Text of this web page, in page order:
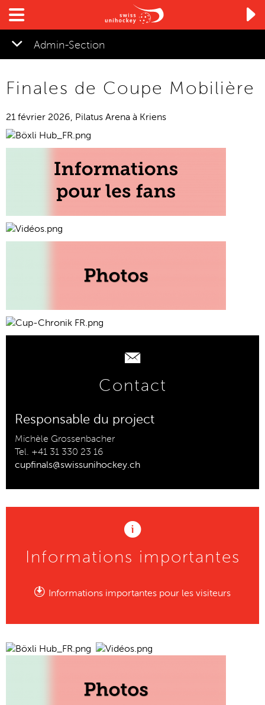

Admin-Section
Finales de Coupe Mobilière
21 février 2026, Pilatus Arena à Kriens
Contact
Responsable du project
Michèle Grossenbacher
Tel. +41 31 330 23 16
cupfinals@swissunihockey.ch
Informations importantes
Informations importantes pour les visiteurs